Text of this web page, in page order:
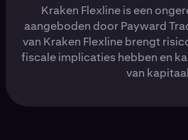
Kraken Flexline is een
aangeboden door Payward
van Kraken Flexline brengt
fiscale implicaties hebben en
van